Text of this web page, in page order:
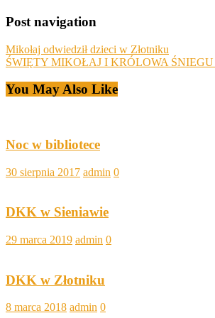
Post navigation
Mikołaj odwiedził dzieci w Złotniku
ŚWIĘTY MIKOŁAJ I KRÓLOWA
You May Also Like
Noc w bibliotece
30 sierpnia 2017 admin 0
DKK w Sieniawie
29 marca 2019 admin 0
DKK w Złotniku
8 marca 2018 admin 0